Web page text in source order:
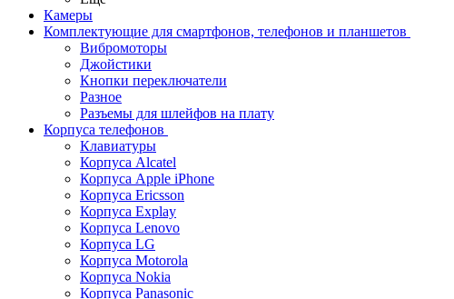
Камеры
Комплектующие для смартфонов, телефонов и планшетов
Вибромоторы
Джойстики
Кнопки переключатели
Разное
Разъемы для шлейфов на плату
Корпуса телефонов
Клавиатуры
Корпуса Alcatel
Корпуса Apple iPhone
Корпуса Ericsson
Корпуса Explay
Корпуса Lenovo
Корпуса LG
Корпуса Motorola
Корпуса Nokia
Корпуса Panasonic